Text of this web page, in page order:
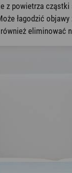
z powietrza
łagodzić